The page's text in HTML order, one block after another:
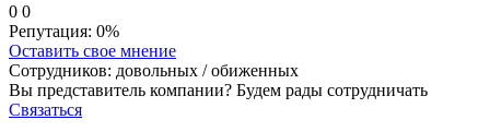
0 0
Репутация: 0%
Оставить свое мнение
Сотрудников: довольных /обиженных
Вы представитель компании? Будем рады сотрудничать
Связаться